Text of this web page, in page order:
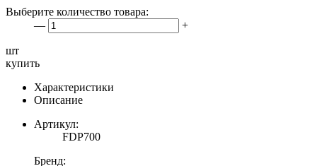
Выберите количество товара:
—
+
шт
купить
Характеристики
Описание
Артикул:
FDP700
Бренд: